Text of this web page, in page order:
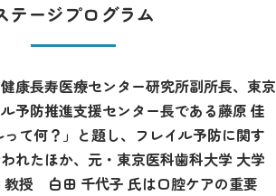
テージプログラム
康長寿医療センター研究所副所長、東京
予防推進支援センター長である藤原 佳
て何？」と題し、フレイル予防に関す
れたほか、元・東京医科歯科大学 大学
教授 白田 千代子 氏は口腔ケアの重要